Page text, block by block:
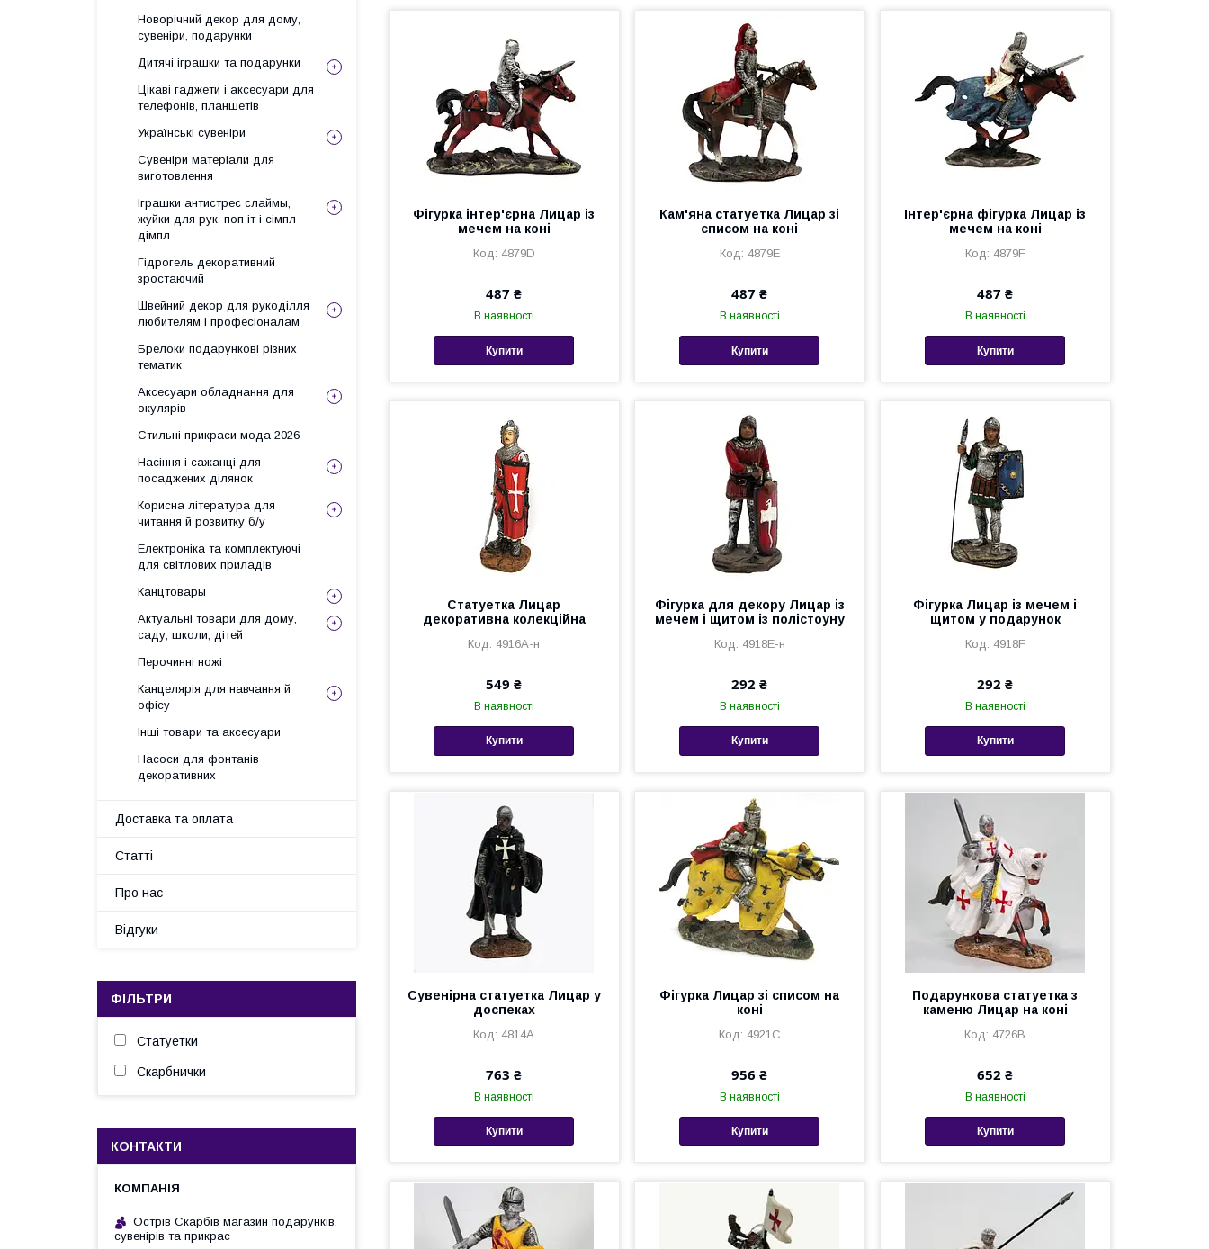
Фігурка інтер'єрна Лицар із
мечем на коні
4879D
487 ₴
В наявності
Купити
Кам'яна статуетка Лицар зі
списом на коні
4879E
487 ₴
В наявності
Купити
Інтер'єрна фігурка Лицар із
мечем на коні
4879F
487 ₴
В наявності
Купити
Статуетка Лицар
декоративна колекційна
4916A-н
549 ₴
В наявності
Купити
Фігурка для декору Лицар із
мечем і щитом із полістоуну
4918E-н
292 ₴
В наявності
Купити
Фігурка Лицар із мечем і
щитом у подарунок
4918F
292 ₴
В наявності
Купити
Сувенірна статуетка Лицар у
доспеках
4814A
763 ₴
В наявності
Купити
Фігурка Лицар зі списом на
коні
4921C
956 ₴
В наявності
Купити
Подарункова статуетка з
каменю Лицар на коні
4726B
652 ₴
В наявності
Купити
Новорічний декор для дому,
сувеніри, подарунки
Дитячі іграшки та подарунки
Цікаві гаджети і аксесуари для
телефонів, планшетів
Українські сувеніри
Сувеніри матеріали для
виготовлення
Іграшки антистрес слаймы,
жуйки для рук, поп іт і сімпл
дімпл
Гідрогель декоративний
зростаючий
Швейний декор для рукоділля
любителям і професіоналам
Брелоки подарункові різних
тематик
Аксесуари обладнання для
окулярів
Стильні прикраси мода 2026
Насіння і сажанці для
посаджених ділянок
Корисна література для
читання й розвитку б/у
Електроніка та комплектуючі
для світлових приладів
Канцтовары
Актуальні товари для дому,
саду, школи, дітей
Перочинні ножі
Канцелярія для навчання й
офісу
Інші товари та аксесуари
Насоси для фонтанів
декоративних
Доставка та оплата
Статті
Про нас
Відгуки
ФІЛЬТРИ
Статуетки
Скарбнички
КОНТАКТИ
Острів Скарбів магазин подарунків,
сувенірів та прикрас